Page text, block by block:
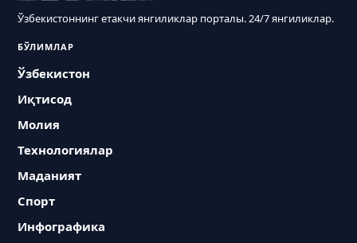
Ўзбекистоннинг етакчи янгиликлар порталы. 24/7 янгиликлар.
БЎЛИМЛАР
Ўзбекистон
Иқтисод
Молия
Технологиялар
Маданият
Спорт
Инфографика